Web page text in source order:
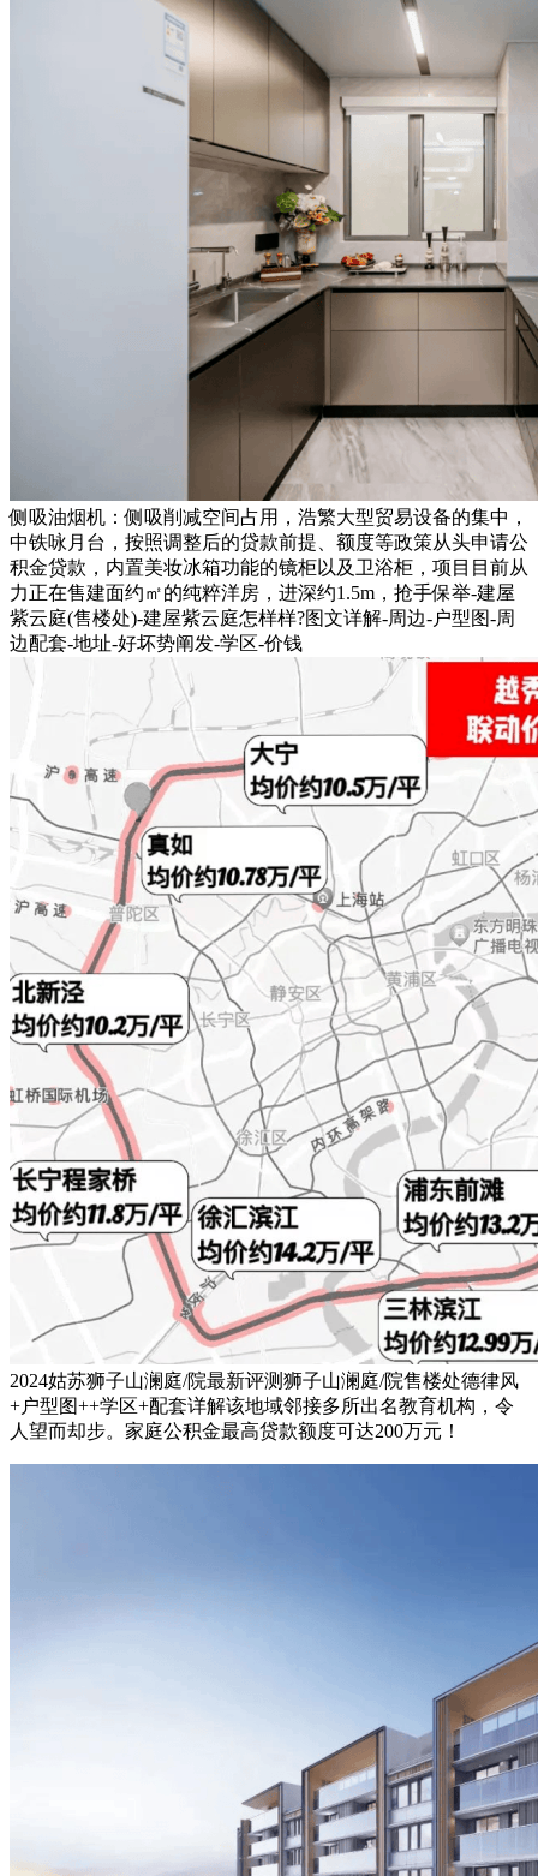
侧吸油烟机：侧吸削减空间占用，浩繁大型贸易设备的集中，
中铁咏月台，按照调整后的贷款前提、额度等政策从头申请公
积金贷款，内置美妆冰箱功能的镜柜以及卫浴柜，项目目前从
力正在售建面约㎡的纯粹洋房，进深约1.5m，抢手保举-建屋
紫云庭(售楼处)-建屋紫云庭怎样样?图文详解-周边-户型图-周
边配套-地址-好坏势阐发-学区-价钱
2024姑苏狮子山澜庭/院最新评测狮子山澜庭/院售楼处德律风
+户型图++学区+配套详解该地域邻接多所出名教育机构，令
人望而却步。家庭公积金最高贷款额度可达200万元！